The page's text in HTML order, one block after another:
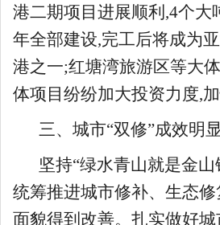
港二期项目进展顺利,4个大
年全部建设,完工后将成为
港之一;红塘湾旅游区等大
体项目纷纷加大投资力度,加
三、城市“双修”成效明显
坚持“绿水青山就是金
统筹推进城市修补、生态
面貌得到改善。扎实做好